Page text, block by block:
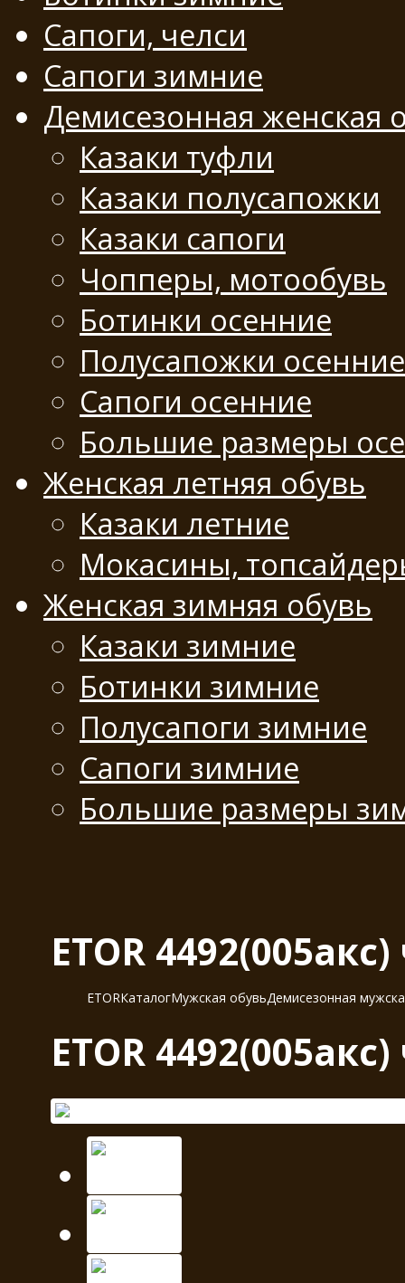
Сапоги, челси
Сапоги зимние
Демисезонная женская
Казаки туфли
Казаки полусапожки
Казаки сапоги
Чопперы, мотообувь
Ботинки осенние
Полусапожки осенние
Сапоги осенние
Большие размеры
Женская летняя обувь
Казаки летние
Мокасины,
Женская зимняя обувь
Казаки зимние
Ботинки зимние
Полусапоги зимние
Сапоги зимние
Большие размеры
ETOR
ETORКаталогМужская обувьДемисезонная
ETOR